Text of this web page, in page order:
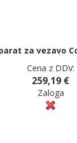
za vezavo
Cena z DDV:
259,19 €
Zaloga